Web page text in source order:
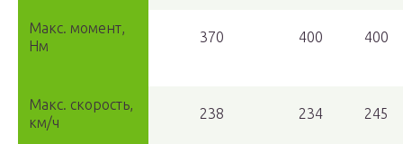
Макс. момент,
Нм
370 400 400
Макс. скорость,
км/ч
238 234 245